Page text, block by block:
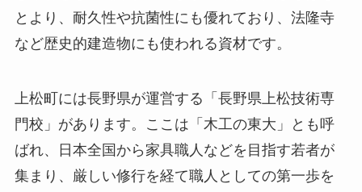
とより、耐久性や抗菌性にも優れており、法隆寺
など歴史的建造物にも使われる資材です。
上松町には長野県が運営する「長野県上松技術専
門校」があります。ここは「木工の東大」とも呼
ばれ、日本全国から家具職人などを目指す若者が
集まり、厳しい修行を経て職人としての第一歩を